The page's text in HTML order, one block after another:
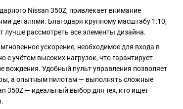
Nissan 350Z, привлекает внимание
деталями. Благодаря крупному масштабу 1:10,
лучше рассмотреть все элементы дизайна.
ускорение, необходимое для входа в
учётом высоких нагрузок, что гарантирует
вождения. Удобный пульт управления позволяет
а опытным пилотам — выполнять сложные
350Z — идеальный выбор для тех, кто ищет